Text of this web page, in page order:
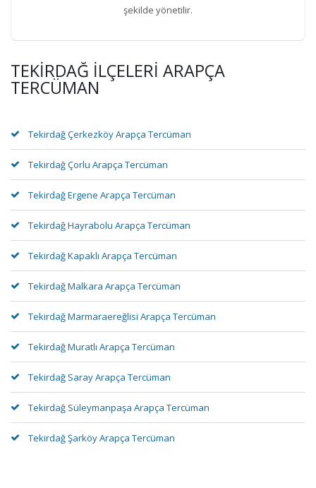
şekilde yönetilir.
TEKIRDAĞ İLÇELERI ARAPÇA
TERCÜMAN
Tekirdağ Çerkezköy Arapça Tercüman
Tekirdağ Çorlu Arapça Tercüman
Tekirdağ Ergene Arapça Tercüman
Tekirdağ Hayrabolu Arapça Tercüman
Tekirdağ Kapaklı Arapça Tercüman
Tekirdağ Malkara Arapça Tercüman
Tekirdağ Marmaraereğlisi Arapça Tercüman
Tekirdağ Muratlı Arapça Tercüman
Tekirdağ Saray Arapça Tercüman
Tekirdağ Süleymanpaşa Arapça Tercüman
Tekirdağ Şarköy Arapça Tercüman